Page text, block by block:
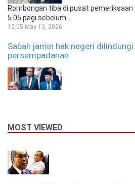
Rombongan tiba di pusat
5.05 pagi sebelum...
15:05 May 13, 2026
Sabah jamin hak negeri
persempadanan
Bangkuai berkata...
Sabah gesa Persekutuan bayar
bilion hasil cukai 2025
MOST VIEWED